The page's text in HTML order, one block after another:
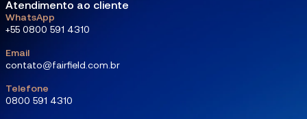
Atendimento ao cliente
WhatsApp
+55 0800 591 4310
Email
contato@fairfield.com.br
Telefone
0800 591 4310